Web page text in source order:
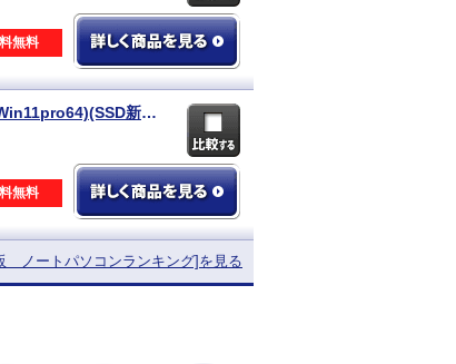
無料
NEC 【即納パソコン】VersaPro UltraLite タイプVB (Win11pro64)(SSD新品) 5N8(SSD新品)
無料
ノートパソコンランキング]を見る